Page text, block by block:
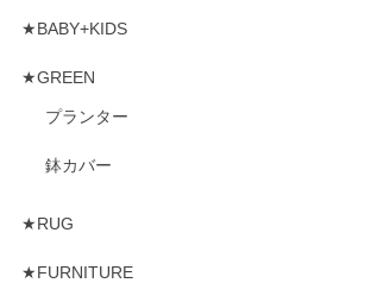
★BABY+KIDS
★GREEN
プランター
鉢カバー
★RUG
★FURNITURE